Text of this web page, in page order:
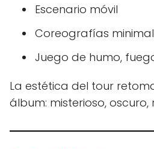
Escenario móvil
Coreografías
Juego de humo,
La estética del tour
álbum: misterioso, oscuro,